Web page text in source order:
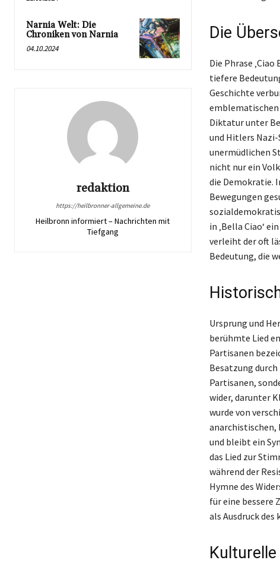
Narnia Welt: Die
Chroniken von Narnia
04.10.2024
redaktion
https://heilbronner-allgemeine.de
Heilbronn informiert – Nachrichten mit
Tiefgang
Die
Die Phrase
tiefere
Geschichte
emblematischen
Diktatur unter
und Hitlers Nazi-
unermüdlichen
nicht nur ein
die Demokratie.
Bewegungen
in ‚Bella Ciao‘
verleiht der oft
Bedeutung, die
Ursprung und
berühmte Lied
Partisanen
Besatzung
Partisanen,
wider, darunter
wurde von
anarchistischen,
und bleibt ein
das Lied zur
während der
Hymne des
für eine bessere
als Ausdruck